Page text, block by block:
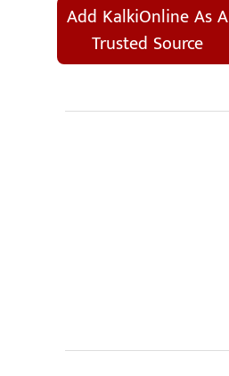
Add KalkiOnline As A
Trusted Source